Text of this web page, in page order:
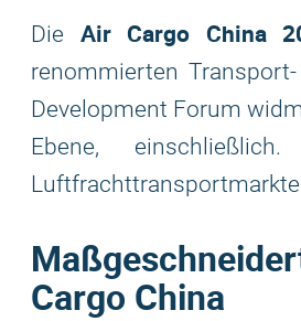
Die Air Cargo China
renommierten
Development Forum
Ebene,
Cargo China